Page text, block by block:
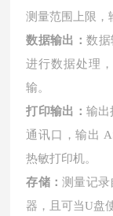
测量范围上限，
数据输出：数据
进行数据处理
输。
打印输出： 输出
通讯口，输出
热敏打印机。
存储：测量记录
器，且可当U盘